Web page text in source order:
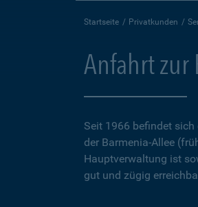
Startseite Privatkunden
Anfahrt zur
Seit 1966 befindet
der Barmenia-Allee
Hauptverwaltung ist
gut und zügig